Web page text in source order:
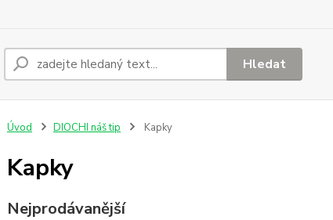
Hledat
Úvod DIOCHI náš tip Kapky
Kapky
Nejprodávanější